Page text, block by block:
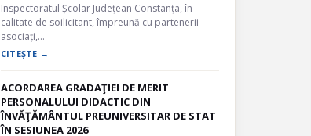
Inspectoratul Școlar Județean Constanța, în
calitate de soilicitant, împreună cu partenerii
asociați,…
CITEȘTE →
ACORDAREA GRADAŢIEI DE MERIT
PERSONALULUI DIDACTIC DIN
ÎNVĂŢĂMÂNTUL PREUNIVERSITAR DE STAT
ÎN SESIUNEA 2026